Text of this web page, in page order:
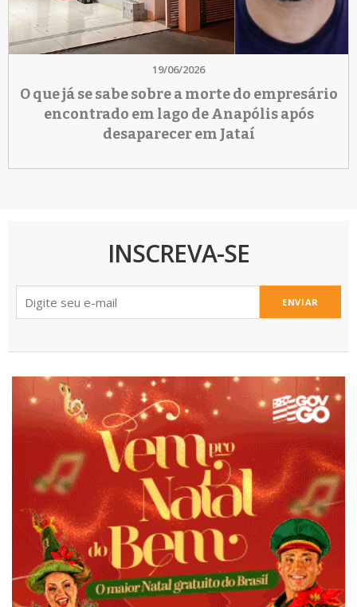
19/06/2026
O que já se sabe sobre a morte do empresário
encontrado em lago de Anapólis após
desaparecer em Jataí
INSCREVA-SE
ENVIAR